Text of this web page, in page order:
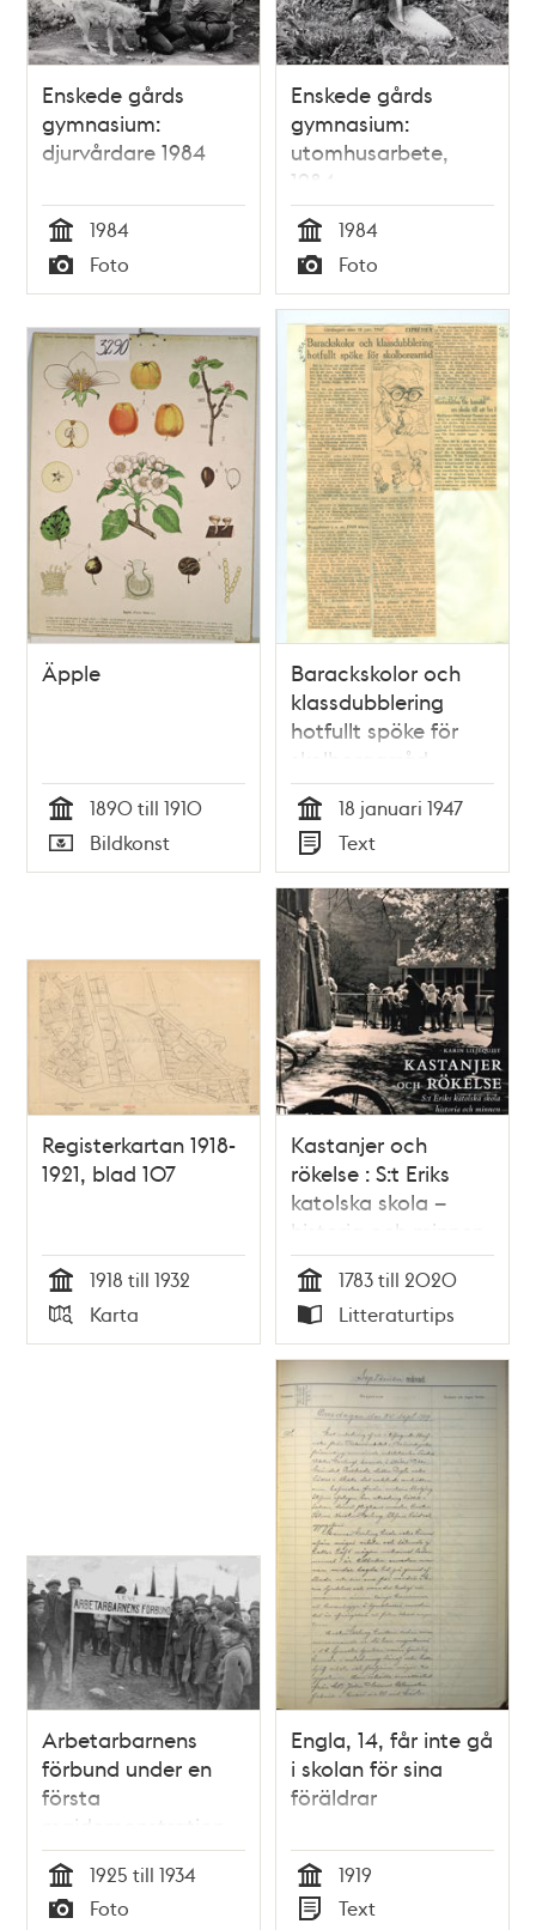
Enskede gårds
gymnasium:
djurvårdare 1984
Tid
1984
Typ
Foto
Enskede gårds
gymnasium:
utomhusarbete,
1984
Tid
1984
Typ
Foto
Äpple
Tid
1890 till 1910
Typ
Bildkonst
Barackskolor och
klassdubblering
hotfullt spöke för
skolborgarråd
Tid
18 januari 1947
Typ
Text
Registerkartan 1918-
1921, blad 107
Tid
1918 till 1932
Typ
Karta
Kastanjer och
rökelse : S:t Eriks
katolska skola –
historia och minnen
/ Karin Liljequist
Tid
1783 till 2020
Typ
Litteraturtips
Arbetarbarnens
förbund under en
första
majdemonstration
Tid
1925 till 1934
Foto
Engla, 14, får inte gå
i skolan för sina
föräldrar
Tid
1919
Text